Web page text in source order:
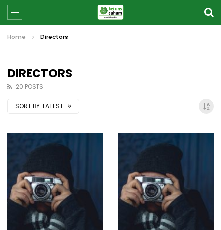
Home Directors
DIRECTORS
20 POSTS
SORT BY: LATEST